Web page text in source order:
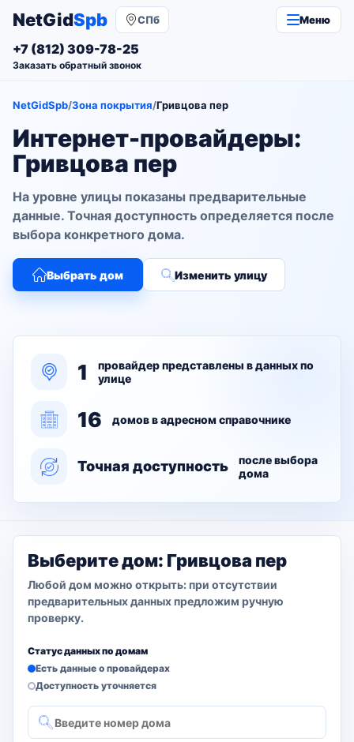
NetGidSpb СПб Меню
+7 (812) 309-78-25
Заказать обратный звонок
NetGidSpb/Зона покрытия/Гривцова пер
Интернет-провайдеры:
Гривцова пер
На уровне улицы показаны предварительные
данные. Точная доступность определяется после
выбора конкретного дома.
Выбрать дом Изменить улицу
1
провайдер представлены в данных по
улице
16 домов в адресном справочнике
Точная доступность
после выбора
дома
Выберите дом: Гривцова пер
Любой дом можно открыть: при отсутствии
предварительных данных предложим ручную
проверку.
Статус данных по домам
Есть данные о провайдерах
Доступность уточняется